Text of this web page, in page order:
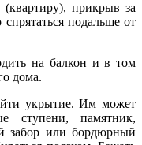
прикрыв за
подальше от
на балкон и в том
дома.
укрытие. Им может
ступени, памятник,
забор или бордюрный